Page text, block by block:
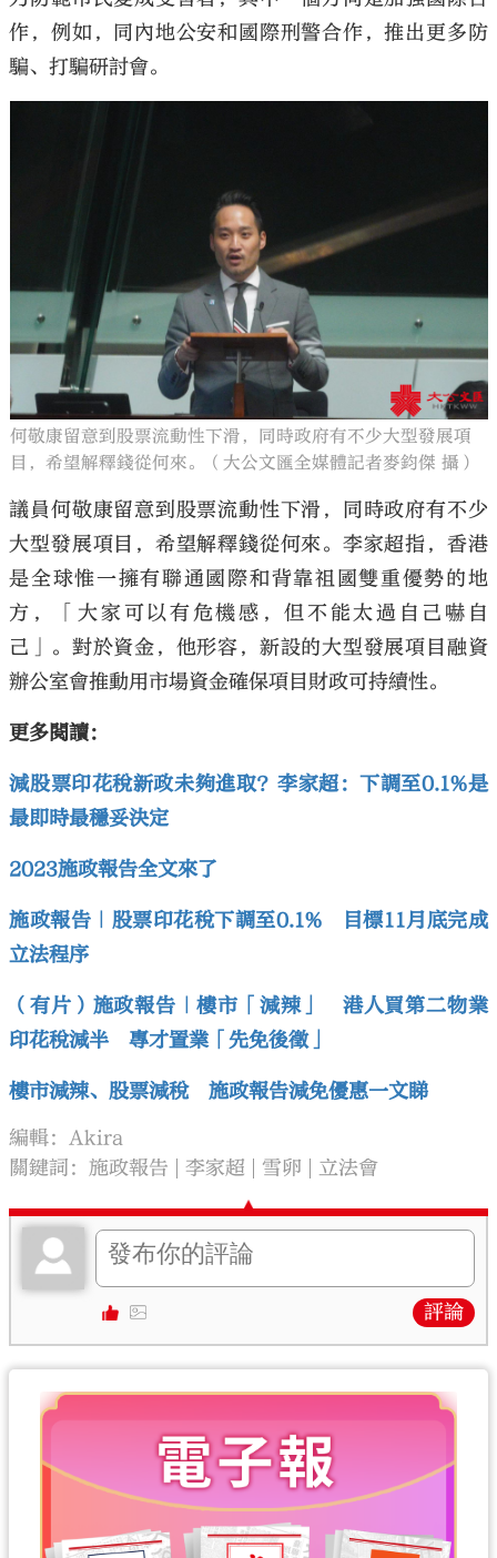
作，例如，同內地公安和國際刑警合作，推出更多防
騙、打騙研討會。
何敬康留意到股票流動性下滑，同時政府有不少大型發展項
目，希望解釋錢從何來。（大公文匯全媒體記者麥鈞傑 攝）
議員何敬康留意到股票流動性下滑，同時政府有不少
大型發展項目，希望解釋錢從何來。李家超指，香港
是全球惟一擁有聯通國際和背靠祖國雙重優勢的地
方，「大家可以有危機感，但不能太過自己嚇自
己」。對於資金，他形容，新設的大型發展項目融資
辦公室會推動用市場資金確保項目財政可持續性。
更多閱讀：
減股票印花稅新政未夠進取？李家超：下調至0.1%是
最即時最穩妥決定
2023施政報告全文來了
施政報告｜股票印花稅下調至0.1% 目標11月底完成
立法程序
（有片）施政報告｜樓市「減辣」 港人買第二物業
印花稅減半 專才置業「先免後徵」
樓市減辣、股票減稅 施政報告減免優惠一文睇
編輯：Akira
關鍵詞： 施政報告 李家超 雪卵 立法會
評論